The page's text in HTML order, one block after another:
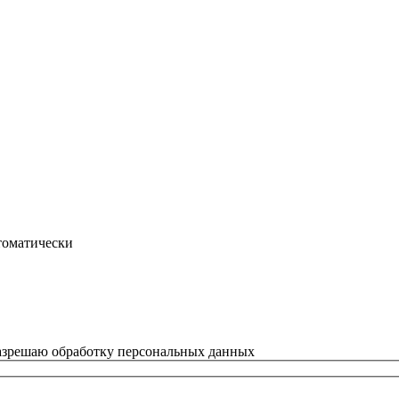
обработку персональных данных